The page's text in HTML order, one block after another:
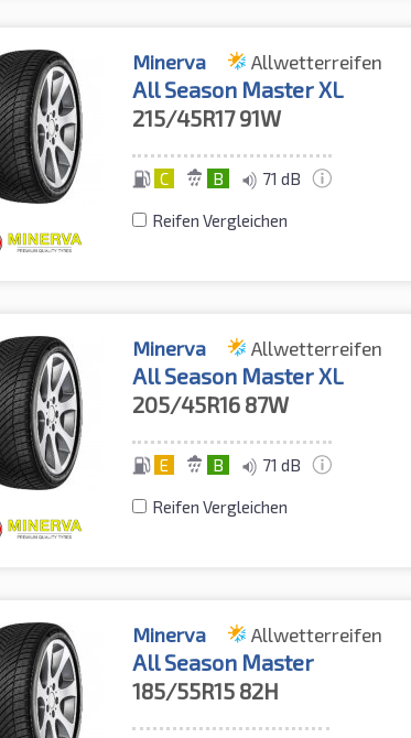
Minerva Allwetterreifen
All Season Master XL
215/45R1791W
C B 71 dB
Reifen Vergleichen
Minerva Allwetterreifen
All Season Master XL
205/45R16 87W
E B 71 dB
Reifen Vergleichen
Minerva Allwetterreifen
All Season Master
185/55R15 82H